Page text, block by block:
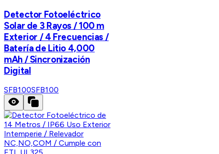
Detector Fotoeléctrico
Solar de 3 Rayos / 100 m
Exterior / 4 Frecuencias /
Batería de Litio 4,000
mAh / Sincronización
Digital
SFB100SFB100